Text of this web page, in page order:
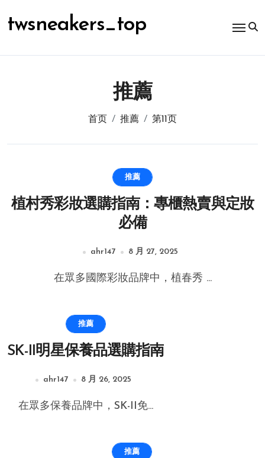
容
twsneakers_top
推薦
首页 推薦 第11页
推薦
植村秀彩妝選購指南：專櫃熱賣與定妝
必備
ahr147 8 月 27, 2025
在眾多國際彩妝品牌中，植春秀 ...
推薦
SK-II明星保養品選購指南
ahr147 8 月 26, 2025
在眾多保養品牌中，SK-II免...
推薦